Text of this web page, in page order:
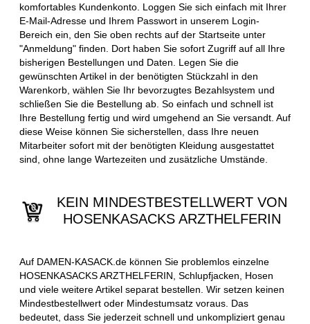
komfortables Kundenkonto. Loggen Sie sich einfach mit Ihrer
E-Mail-Adresse und Ihrem Passwort in unserem Login-
Bereich ein, den Sie oben rechts auf der Startseite unter
"Anmeldung" finden. Dort haben Sie sofort Zugriff auf all Ihre
bisherigen Bestellungen und Daten. Legen Sie die
gewünschten Artikel in der benötigten Stückzahl in den
Warenkorb, wählen Sie Ihr bevorzugtes Bezahlsystem und
schließen Sie die Bestellung ab. So einfach und schnell ist
Ihre Bestellung fertig und wird umgehend an Sie versandt. Auf
diese Weise können Sie sicherstellen, dass Ihre neuen
Mitarbeiter sofort mit der benötigten Kleidung ausgestattet
sind, ohne lange Wartezeiten und zusätzliche Umstände.
KEIN MINDESTBESTELLWERT VON
HOSENKASACKS ARZTHELFERIN
Auf DAMEN-KASACK.de können Sie problemlos einzelne
HOSENKASACKS ARZTHELFERIN, Schlupfjacken, Hosen
und viele weitere Artikel separat bestellen. Wir setzen keinen
Mindestbestellwert oder Mindestumsatz voraus. Das
bedeutet, dass Sie jederzeit schnell und unkompliziert genau